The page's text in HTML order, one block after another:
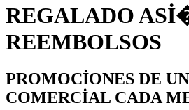
REGALADO
REEMBOLSOS
PROMOCIONES DE
COMERCIAL CADA